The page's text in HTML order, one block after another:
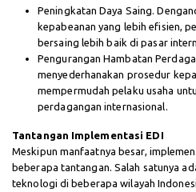
Peningkatan Daya Saing.
kepabeanan yang lebih efisien,
bersaing lebih baik di pasar
Pengurangan Hambatan
menyederhanakan prosedur
mempermudah pelaku usaha
perdagangan internasional.
Tantangan Implementasi EDI
Meskipun manfaatnya besar,
beberapa tantangan. Salah satunya
teknologi di beberapa wilayah